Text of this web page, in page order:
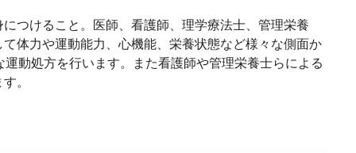
つけること。医師、看護師、理学療法士、管理栄養
体力や運動能力、心機能、栄養状態など様々な側面か
動処方を行います。また看護師や管理栄養士らによる
。